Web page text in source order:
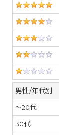
男性/年代別
～20代
30代